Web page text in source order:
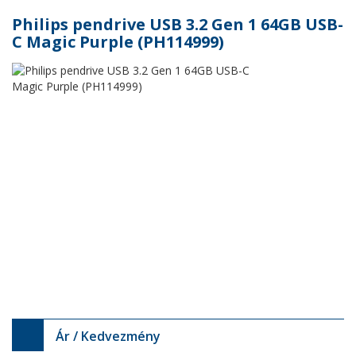
Philips pendrive USB 3.2 Gen 1 64GB USB-
C Magic Purple (PH114999)
Ár / Kedvezmény